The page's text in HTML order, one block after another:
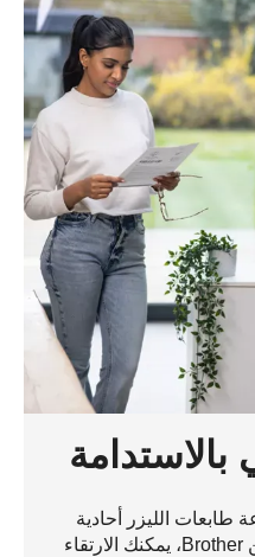
بالاستدامة
الليزر أحادية
اللون الجديدة من Brother، يمكنك الارتقاء